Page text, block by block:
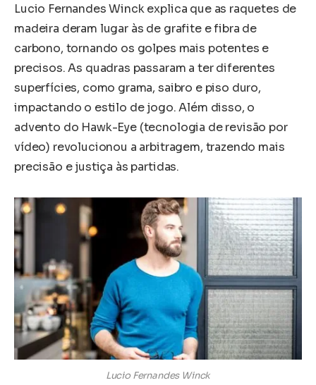
Lucio Fernandes Winck explica que as raquetes de
madeira deram lugar às de grafite e fibra de
carbono, tornando os golpes mais potentes e
precisos. As quadras passaram a ter diferentes
superfícies, como grama, saibro e piso duro,
impactando o estilo de jogo. Além disso, o
advento do Hawk-Eye (tecnologia de revisão por
vídeo) revolucionou a arbitragem, trazendo mais
precisão e justiça às partidas.
Lucio Fernandes Winck